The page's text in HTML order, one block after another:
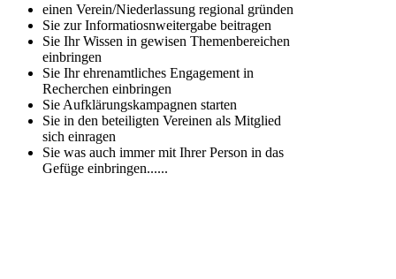
einen Verein/Niederlassung regional gründen
Sie zur Informatiosnweitergabe beitragen
Sie Ihr Wissen in gewisen Themenbereichen
einbringen
Sie Ihr ehrenamtliches Engagement in
Recherchen einbringen
Sie Aufklärungskampagnen starten
Sie in den beteiligten Vereinen als Mitglied
sich einragen
Sie was auch immer mit Ihrer Person in das
Gefüge einbringen......